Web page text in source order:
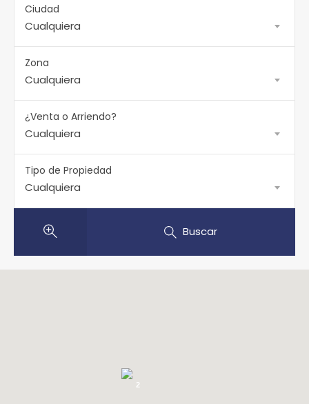
Ciudad
Cualquiera
Zona
Cualquiera
¿Venta o Arriendo?
Cualquiera
Tipo de Propiedad
Cualquiera
Buscar
2